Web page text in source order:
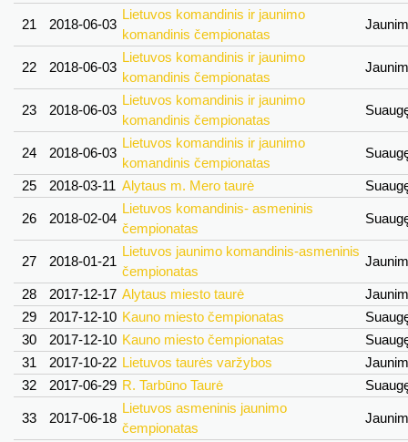
21 2018-06-03
Lietuvos komandinis ir jaunimo
komandinis čempionatas
22 2018-06-03
Lietuvos komandinis ir jaunimo
komandinis čempionatas
23 2018-06-03
Lietuvos komandinis ir jaunimo
komandinis čempionatas
24 2018-06-03
Lietuvos komandinis ir jaunimo
komandinis čempionatas
25 2018-03-11 Alytaus m. Mero taurė
26 2018-02-04
Lietuvos komandinis- asmeninis
čempionatas
27 2018-01-21
Lietuvos jaunimo komandinis-asmeninis
čempionatas
28 2017-12-17 Alytaus miesto taurė
29
2017-12-10 Kauno miesto čempionatas
30
2017-12-10 Kauno miesto čempionatas
31
2017-10-22 Lietuvos taurės varžybos
32
2017-06-29 R. Tarbūno Taurė
33 2017-06-18
Lietuvos asmeninis jaunimo
čempionatas